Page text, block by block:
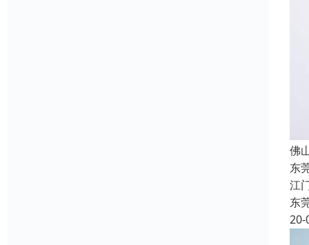
佛
东
江
东
20-